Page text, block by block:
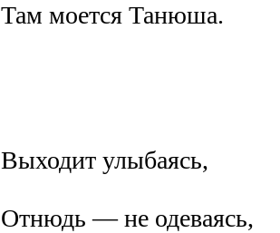
Там моется Танюша.
Выходит улыбаясь,
Отнюдь — не одеваясь,